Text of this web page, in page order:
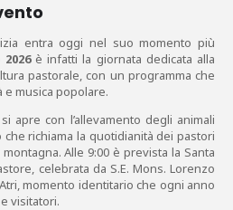
entra oggi nel suo momento più
è infatti la giornata dedicata alla
pastorale, con un programma che
e musica popolare.
apre con l’allevamento degli animali
richiama la quotidianità dei pastori
Alle 9:00 è prevista la Santa
celebrata da S.E. Mons. Lorenzo
momento identitario che ogni anno
visitatori.